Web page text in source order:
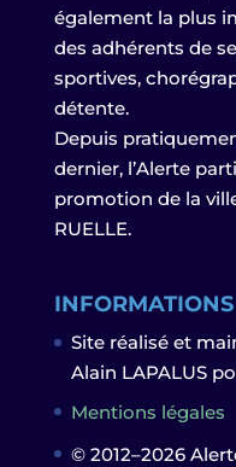
également la plus
des adhérents de
sportives,
détente.
Depuis
dernier, l’Alerte
promotion de la
RUELLE.
INFORMATIONS
Site réalisé et
Alain LAPALUS
Mentions légales
© 2012–2026